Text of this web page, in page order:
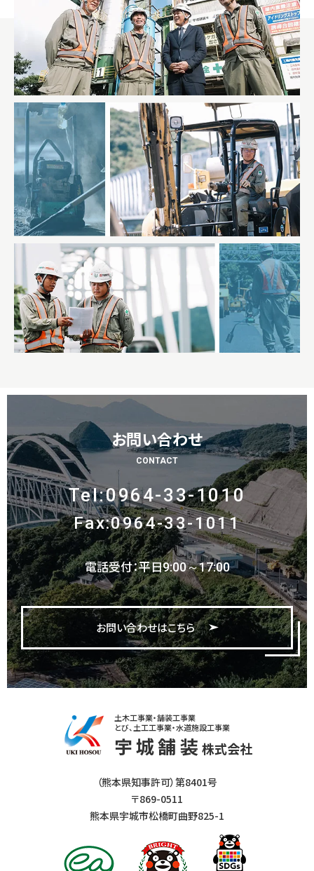
お問い合わせ
CONTACT
Tel:0964-33-1010
Fax:0964-33-1011
電話受付：平日9:00～17:00
お問い合わせはこちら
土木工事業・舗装工事業
とび、土工工事業・水道施設工事業
宇城舗装 株式会社
（熊本県知事許可）第8401号
〒869-0511
熊本県宇城市松橋町曲野825-1